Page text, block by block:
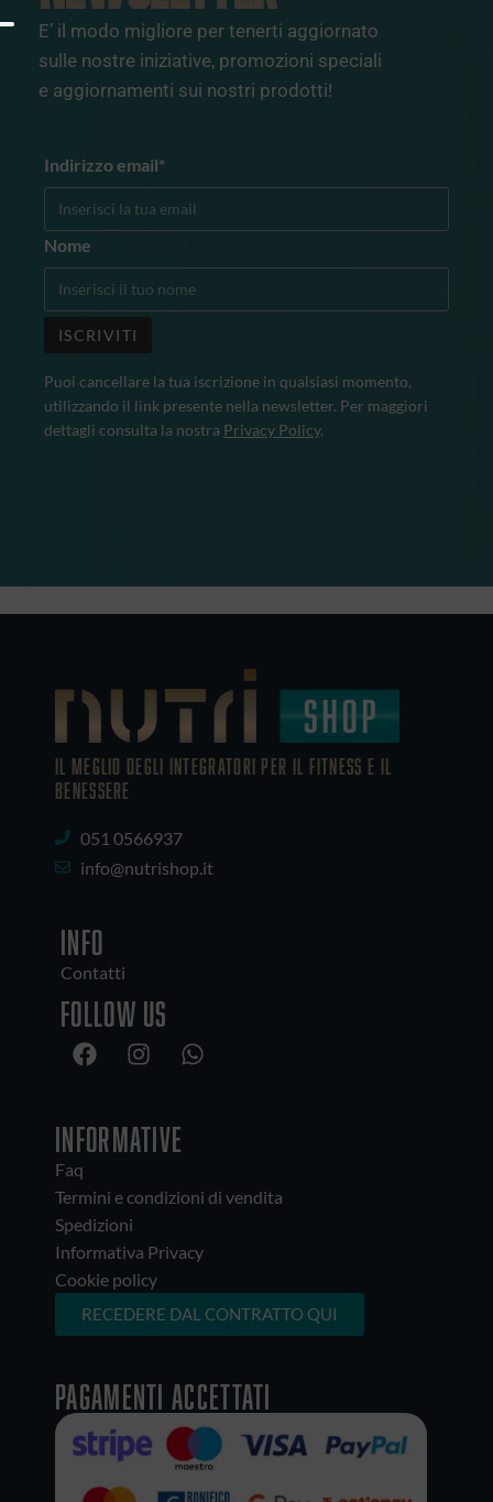
E’ il modo migliore per tenerti aggiornato
sulle nostre iniziative, promozioni speciali
e aggiornamenti sui nostri prodotti!
Indirizzo email*
Nome
Puoi cancellare la tua iscrizione in qualsiasi momento,
utilizzando il link presente nella newsletter. Per maggiori
dettagli consulta la nostra Privacy Policy.
IL MEGLIO DEGLI Integratori PER IL FITNESS E IL
BENESSERE
051 0566937
info@nutrishop.it
INFO
Contatti
Follow us
INFORMATIVE
Faq
Termini e condizioni di vendita
Spedizioni
Informativa Privacy
Cookie policy
RECEDERE DAL CONTRATTO QUI
Pagamenti accettati